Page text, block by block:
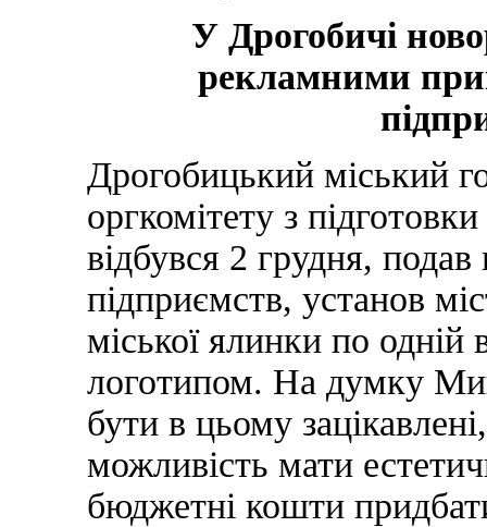
У Дрогобичі
рекламними
Дрогобицький міський
оргкомітету з
відбувся 2 грудня,
підприємств, установ
міської ялинки по одній
логотипом. На думку
бути в цьому
можливість мати
бюджетні кошти